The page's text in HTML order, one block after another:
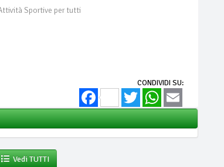
Sportive per tutti
CONDIVIDI SU:
FacebookTwitter WhatsApp
Vedi TUTTI